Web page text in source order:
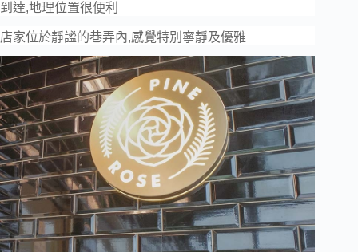
到達,地理位置很便利
店家位於靜謐的巷弄內,感覺特別寧靜及優雅